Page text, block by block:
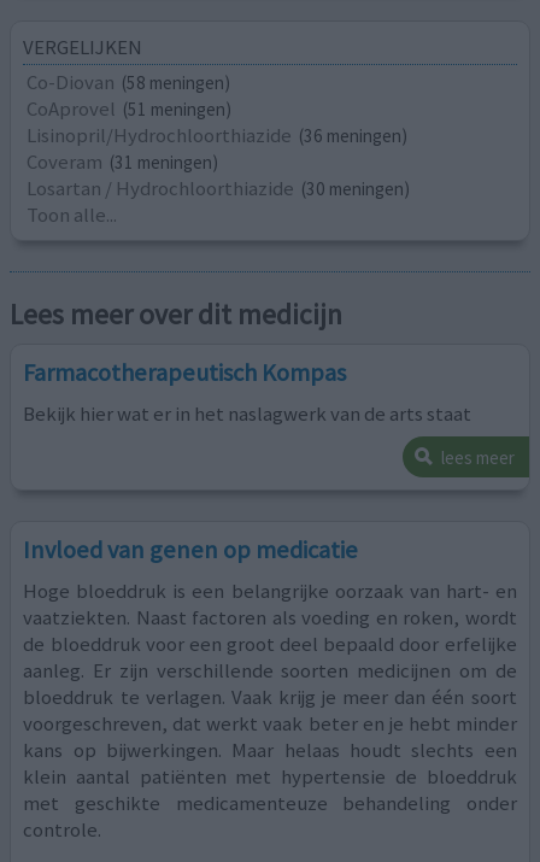
VERGELIJKEN
Co-Diovan (58 meningen)
CoAprovel (51 meningen)
Lisinopril/Hydrochloorthiazide (36 meningen)
Coveram (31 meningen)
Losartan / Hydrochloorthiazide (30 meningen)
Toon alle...
Lees meer over dit medicijn
Farmacotherapeutisch Kompas
Bekijk hier wat er in het naslagwerk van de arts staat
lees meer
Invloed van genen op medicatie
Hoge bloeddruk is een belangrijke oorzaak van hart- en
vaatziekten. Naast factoren als voeding en roken, wordt
de bloeddruk voor een groot deel bepaald door erfelijke
aanleg. Er zijn verschillende soorten medicijnen om de
bloeddruk te verlagen. Vaak krijg je meer dan één soort
voorgeschreven, dat werkt vaak beter en je hebt minder
kans op bijwerkingen. Maar helaas houdt slechts een
klein aantal patiënten met hypertensie de bloeddruk
met geschikte medicamenteuze behandeling onder
controle.